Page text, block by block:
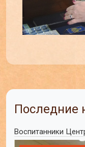
Последние
Воспитанники